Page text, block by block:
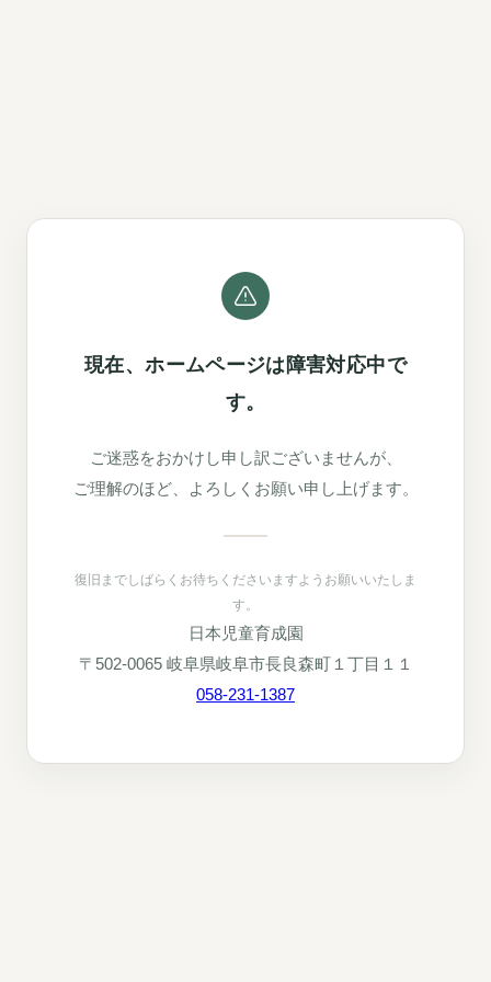
現在、ホームページは障害対応中で
す。
ご迷惑をおかけし申し訳ございませんが、
ご理解のほど、よろしくお願い申し上げます。
復旧までしばらくお待ちくださいますようお願いいたしま
す。
日本児童育成園
〒502-0065 岐阜県岐阜市長良森町１丁目１１
058-231-1387